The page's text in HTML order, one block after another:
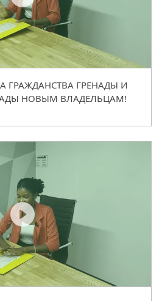
ГРАЖДАНСТВА ГРЕНАДЫ И
НОВЫМ ВЛАДЕЛЬЦАМ!